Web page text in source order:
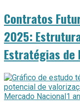
Contratos
2025:
Estratégias de
Mercado Nacional1